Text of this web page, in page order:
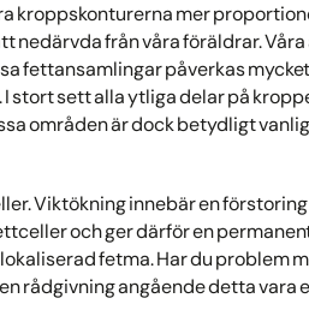
kroppskonturerna mer
nedärvda från våra föräldrar.
fettansamlingar påverkas
stort sett alla ytliga delar på
områden är dock betydligt
Viktökning innebär en
och ger därför en
fetma. Har du problem
rådgivning angående detta